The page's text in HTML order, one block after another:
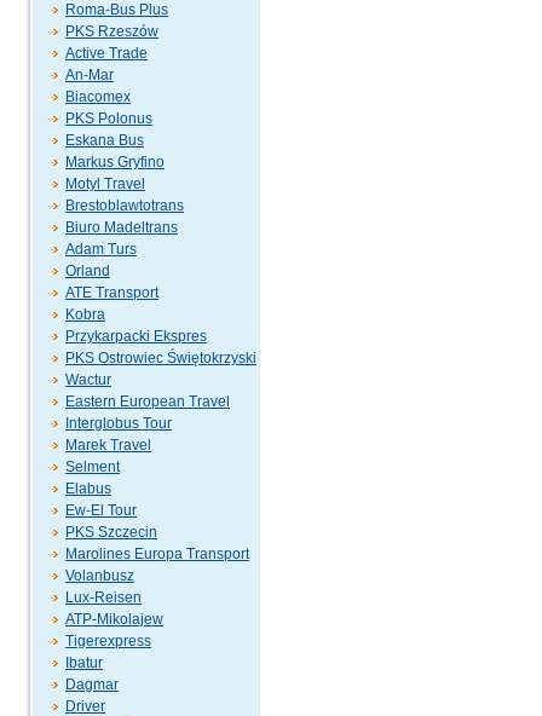
Roma-Bus Plus
PKS Rzeszów
Active Trade
An-Mar
Biacomex
PKS Polonus
Eskana Bus
Markus Gryfino
Motyl Travel
Brestoblawtotrans
Biuro Madeltrans
Adam Turs
Orland
ATE Transport
Kobra
Przykarpacki Ekspres
PKS Ostrowiec Świętokrzyski
Wactur
Eastern European Travel
Interglobus Tour
Marek Travel
Selment
Elabus
Ew-El Tour
PKS Szczecin
Marolines Europa Transport
Volanbusz
Lux-Reisen
ATP-Mikolajew
Tigerexpress
Ibatur
Dagmar
Driver